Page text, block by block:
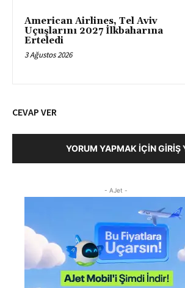
American Airlines, Tel Aviv
Uçuşlarını 2027 İlkbaharına
Erteledi
3 Ağustos 2026
CEVAP VER
YORUM YAPMAK İÇIN GIRIŞ
- AJet -